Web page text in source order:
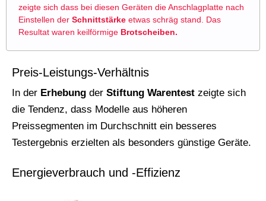
zeigte sich dass bei diesen Geräten die Anschlagplatte nach
Einstellen der Schnittstärke etwas schräg stand. Das
Resultat waren keilförmige Brotscheiben.
Preis-Leistungs-Verhältnis
In der Erhebung der Stiftung Warentest zeigte sich
die Tendenz, dass Modelle aus höheren
Preissegmenten im Durchschnitt ein besseres
Testergebnis erzielten als besonders günstige Geräte.
Energieverbrauch und -Effizienz